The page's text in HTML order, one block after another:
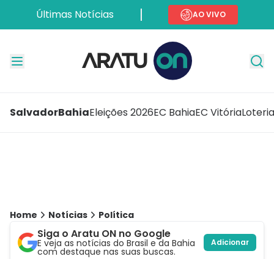
Últimas Notícias AO VIVO
SalvadorBahiaEleições 2026EC BahiaEC Vitória
Home Notícias Política
Siga o Aratu ON no Google
E veja as notícias do Brasil e da Bahia
com destaque nas suas buscas.
Adicionar